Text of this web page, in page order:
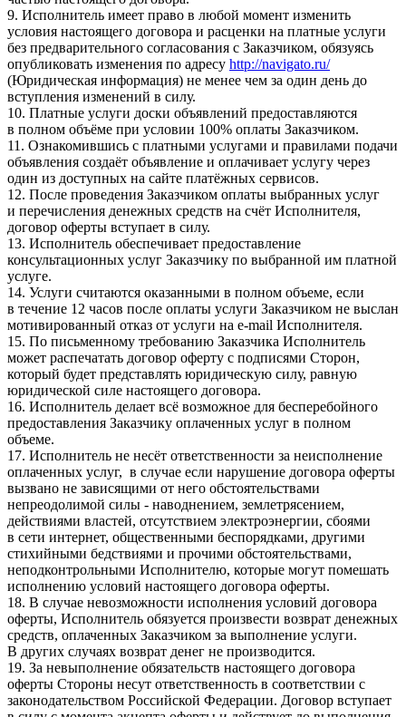
9. Исполнитель имеет право в любой момент изменить
условия настоящего договора и расценки на платные услуги
без предварительного согласования с Заказчиком, обязуясь
опубликовать изменения по адресу http://navigato.ru/
(Юридическая информация) не менее чем за один день до
вступления изменений в силу.
10. Платные услуги доски объявлений предоставляются
в полном объёме при условии 100% оплаты Заказчиком.
11. Ознакомившись с платными услугами и правилами подачи
объявления создаёт объявление и оплачивает услугу через
один из доступных на сайте платёжных сервисов.
12. После проведения Заказчиком оплаты выбранных услуг
и перечисления денежных средств на счёт Исполнителя,
договор оферты вступает в силу.
13. Исполнитель обеспечивает предоставление
консультационных услуг Заказчику по выбранной им платной
услуге.
14. Услуги считаются оказанными в полном объеме, если
в течение 12 часов после оплаты услуги Заказчиком не выслан
мотивированный отказ от услуги на e-mail Исполнителя.
15. По письменному требованию Заказчика Исполнитель
может распечатать договор оферту с подписями Сторон,
который будет представлять юридическую силу, равную
юридической силе настоящего договора.
16. Исполнитель делает всё возможное для бесперебойного
предоставления Заказчику оплаченных услуг в полном
объеме.
17. Исполнитель не несёт ответственности за неисполнение
оплаченных услуг, в случае если нарушение договора оферты
вызвано не зависящими от него обстоятельствами
непреодолимой силы - наводнением, землетрясением,
действиями властей, отсутствием электроэнергии, сбоями
в сети интернет, общественными беспорядками, другими
стихийными бедствиями и прочими обстоятельствами,
неподконтрольными Исполнителю, которые могут помешать
исполнению условий настоящего договора оферты.
18. В случае невозможности исполнения условий договора
оферты, Исполнитель обязуется произвести возврат денежных
средств, оплаченных Заказчиком за выполнение услуги.
В других случаях возврат денег не производится.
19. За невыполнение обязательств настоящего договора
оферты Стороны несут ответственность в соответствии с
законодательством Российской Федерации. Договор вступает